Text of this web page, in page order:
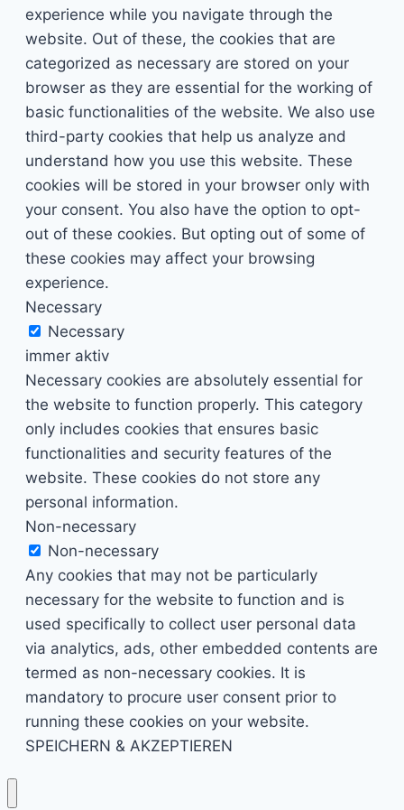
experience while you navigate through the
website. Out of these, the cookies that are
categorized as necessary are stored on your
browser as they are essential for the working of
basic functionalities of the website. We also use
third-party cookies that help us analyze and
understand how you use this website. These
cookies will be stored in your browser only with
your consent. You also have the option to opt-
out of these cookies. But opting out of some of
these cookies may affect your browsing
experience.
Necessary
Necessary
immer aktiv
Necessary cookies are absolutely essential for
the website to function properly. This category
only includes cookies that ensures basic
functionalities and security features of the
website. These cookies do not store any
personal information.
Non-necessary
Non-necessary
Any cookies that may not be particularly
necessary for the website to function and is
used specifically to collect user personal data
via analytics, ads, other embedded contents are
termed as non-necessary cookies. It is
mandatory to procure user consent prior to
running these cookies on your website.
SPEICHERN & AKZEPTIEREN